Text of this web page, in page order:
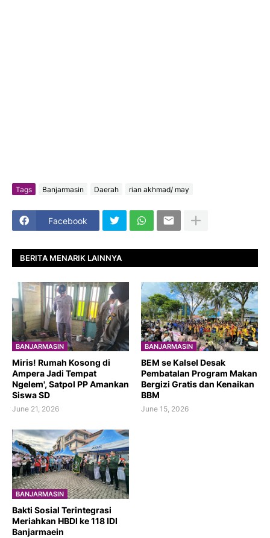
Tags Banjarmasin Daerah rian akhmad/ may
Facebook
BERITA MENARIK LAINNYA
BANJARMASIN
​Miris! Rumah Kosong di
Ampera Jadi Tempat
Ngelem', Satpol PP Amankan
Siswa SD
June 21, 2026
BANJARMASIN
BEM se Kalsel Desak
Pembatalan Program Makan
Bergizi Gratis dan Kenaikan
BBM
June 15, 2026
BANJARMASIN
Bakti Sosial Terintegrasi
Meriahkan HBDI ke 118 IDI
Banjarmaein